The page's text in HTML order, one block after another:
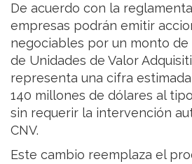
De acuerdo con la
empresas podrán emitir
negociables por un monto de
de Unidades de Valor
representa una cifra
140 millones de dólares al
sin requerir la intervención
CNV.
Este cambio reemplaza el